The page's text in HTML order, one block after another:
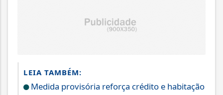
LEIA TAMBÉM:
Medida provisória reforça crédito e habitação